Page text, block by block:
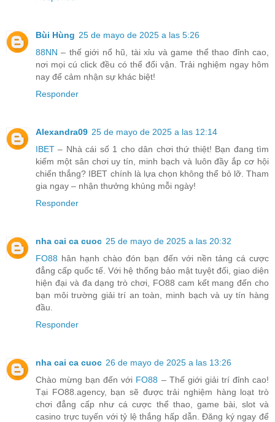
Bùi Hùng 25 de mayo de 2025 a las 5:26
88NN – thế giới nổ hũ, tài xỉu và game thể thao đỉnh cao,
nơi mọi cú click đều có thể đổi vận. Trải nghiệm ngay hôm
nay để cảm nhận sự khác biệt!
Responder
Alexandra09 25 de mayo de 2025 a las 12:14
IBET – Nhà cái số 1 cho dân chơi thứ thiệt! Bạn đang tìm
kiếm một sân chơi uy tín, minh bạch và luôn đầy ắp cơ hội
chiến thắng? IBET chính là lựa chọn không thể bỏ lỡ. Tham
gia ngay – nhận thưởng khủng mỗi ngày!
Responder
nha cai ca cuoc 25 de mayo de 2025 a las 20:32
FO88 hân hạnh chào đón bạn đến với nền tảng cá cược
đẳng cấp quốc tế. Với hệ thống bảo mật tuyệt đối, giao diện
hiện đại và đa dạng trò chơi, FO88 cam kết mang đến cho
bạn môi trường giải trí an toàn, minh bạch và uy tín hàng
đầu.
Responder
nha cai ca cuoc 26 de mayo de 2025 a las 13:26
Chào mừng bạn đến với FO88 – Thế giới giải trí đỉnh cao!
Tại FO88.agency, bạn sẽ được trải nghiệm hàng loạt trò
chơi đẳng cấp như cá cược thể thao, game bài, slot và
casino trực tuyến với tỷ lệ thắng hấp dẫn. Đăng ký ngay để